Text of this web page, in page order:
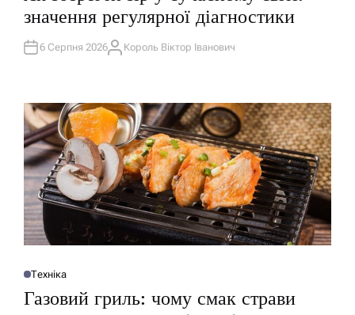
Л
І
У
В
значення регулярної діагностики
6 Серпня 2026А
Король Віктор Іванович
ОТехніка
Газовий гриль: чому смак страви